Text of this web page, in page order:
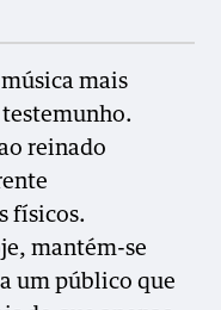
mais
testemunho.
reinado
físicos.
mantém-se
um público que